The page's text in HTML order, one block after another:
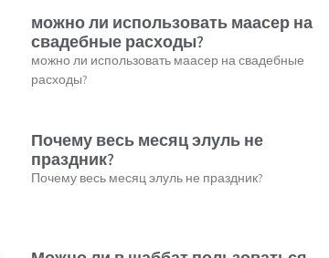
можно ли использовать маасер на
свадебные расходы?
можно ли использовать маасер на свадебные
расходы?
Почему весь месяц элуль не
праздник?
Почему весь месяц элуль не праздник?